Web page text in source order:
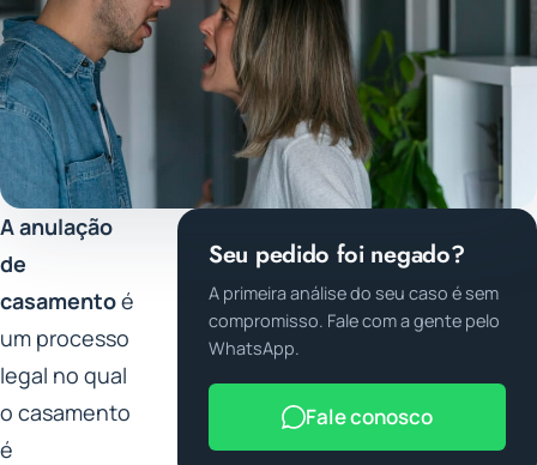
A anulação
de
casamentoé
um processo
legal no qual
o casamento
é
Seu pedido foi negado?
A primeira análise do seu caso é sem
compromisso. Fale com a gente pelo
WhatsApp.
Fale conosco